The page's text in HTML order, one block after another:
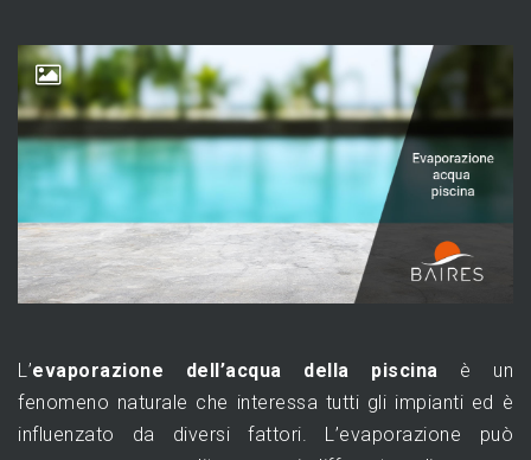
L’evaporazione dell’acqua della piscina è un
fenomeno naturale che interessa tutti gli impianti ed è
influenzato da diversi fattori. L’evaporazione può